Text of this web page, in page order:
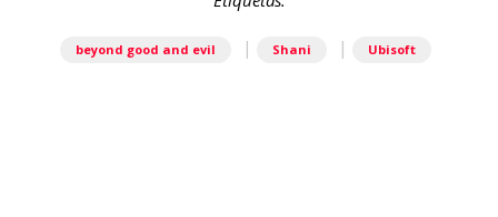
beyond good and evil | Shani | Ubisoft